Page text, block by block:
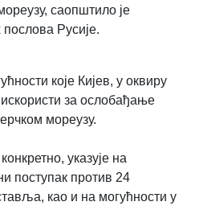
саопштило је
Русије.
које Кијев, у оквиру
за ослобађање
мореузу.
указује на
поступак против 24
као и на могућности у